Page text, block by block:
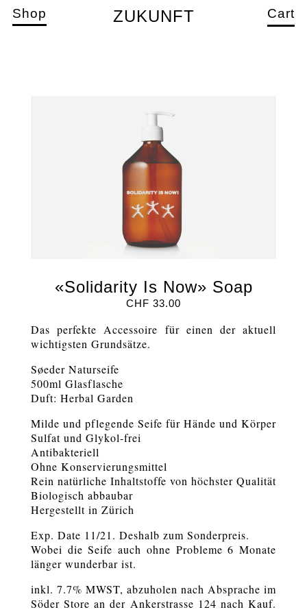
ZUKUNFT
Shop Cart
«Solidarity Is Now» Soap
CHF 33.00
Das perfekte Accessoire für einen der aktuell
wichtigsten Grundsätze.
Søeder Naturseife
500ml Glasflasche
Duft: Herbal Garden
Milde und pflegende Seife für Hände und Körper
Sulfat und Glykol-frei
Antibakteriell
Ohne Konservierungsmittel
Rein natürliche Inhaltstoffe von höchster Qualität
Biologisch abbaubar
Hergestellt in Zürich
Exp. Date 11/21. Deshalb zum Sonderpreis.
Wobei die Seife auch ohne Probleme 6 Monate
länger wunderbar ist.
inkl. 7.7% MWST, abzuholen nach Absprache im
Söder Store an der Ankerstrasse 124 nach Kauf.